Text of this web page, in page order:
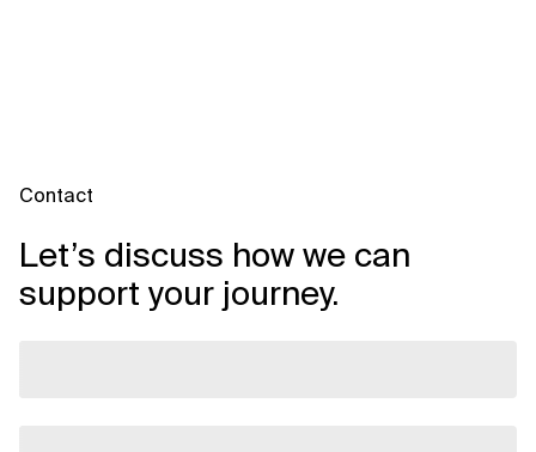
Contact
Let’s discuss how we can
support your journey.